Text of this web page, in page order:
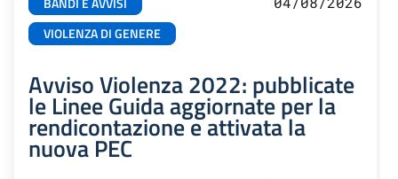
VIOLENZA DI GENERE
Avviso Violenza 2022: pubblicate
le Linee Guida aggiornate per la
rendicontazione e attivata la
nuova PEC